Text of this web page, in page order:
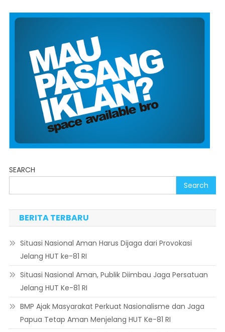
SEARCH
Search
BERITA TERBARU
Situasi Nasional Aman Harus Dijaga dari Provokasi
Jelang HUT ke-81 RI
Situasi Nasional Aman, Publik Diimbau Jaga Persatuan
Jelang HUT Ke-81 RI
BMP Ajak Masyarakat Perkuat Nasionalisme dan Jaga
Papua Tetap Aman Menjelang HUT Ke-81 RI